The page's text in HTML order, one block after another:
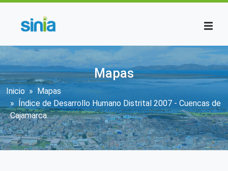
Mapas
Sobrescribir enlaces de ayuda a la
Inicio
Mapas
Índice de Desarrollo Humano Distrital 2007 - Cuencas de
Cajamarca.